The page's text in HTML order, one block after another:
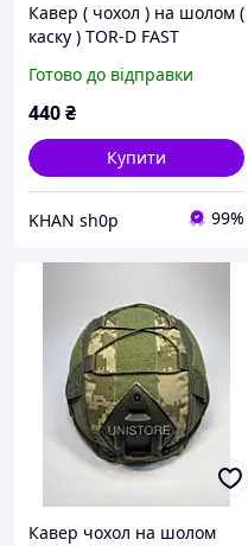
Кавер ( чохол ) на шолом (
каску ) TOR-D FAST
Готово до відправки
440₴
Купити
KHAN sh0p 99%
Кавер чохол на шолом